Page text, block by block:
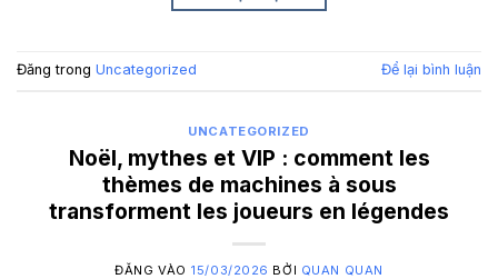
Đăng trong Uncategorized Để lại bình luận
UNCATEGORIZED
Noël, mythes et VIP : comment les
thèmes de machines à sous
transforment les joueurs en légendes
ĐĂNG VÀO 15/03/2026 BỞI QUAN QUAN